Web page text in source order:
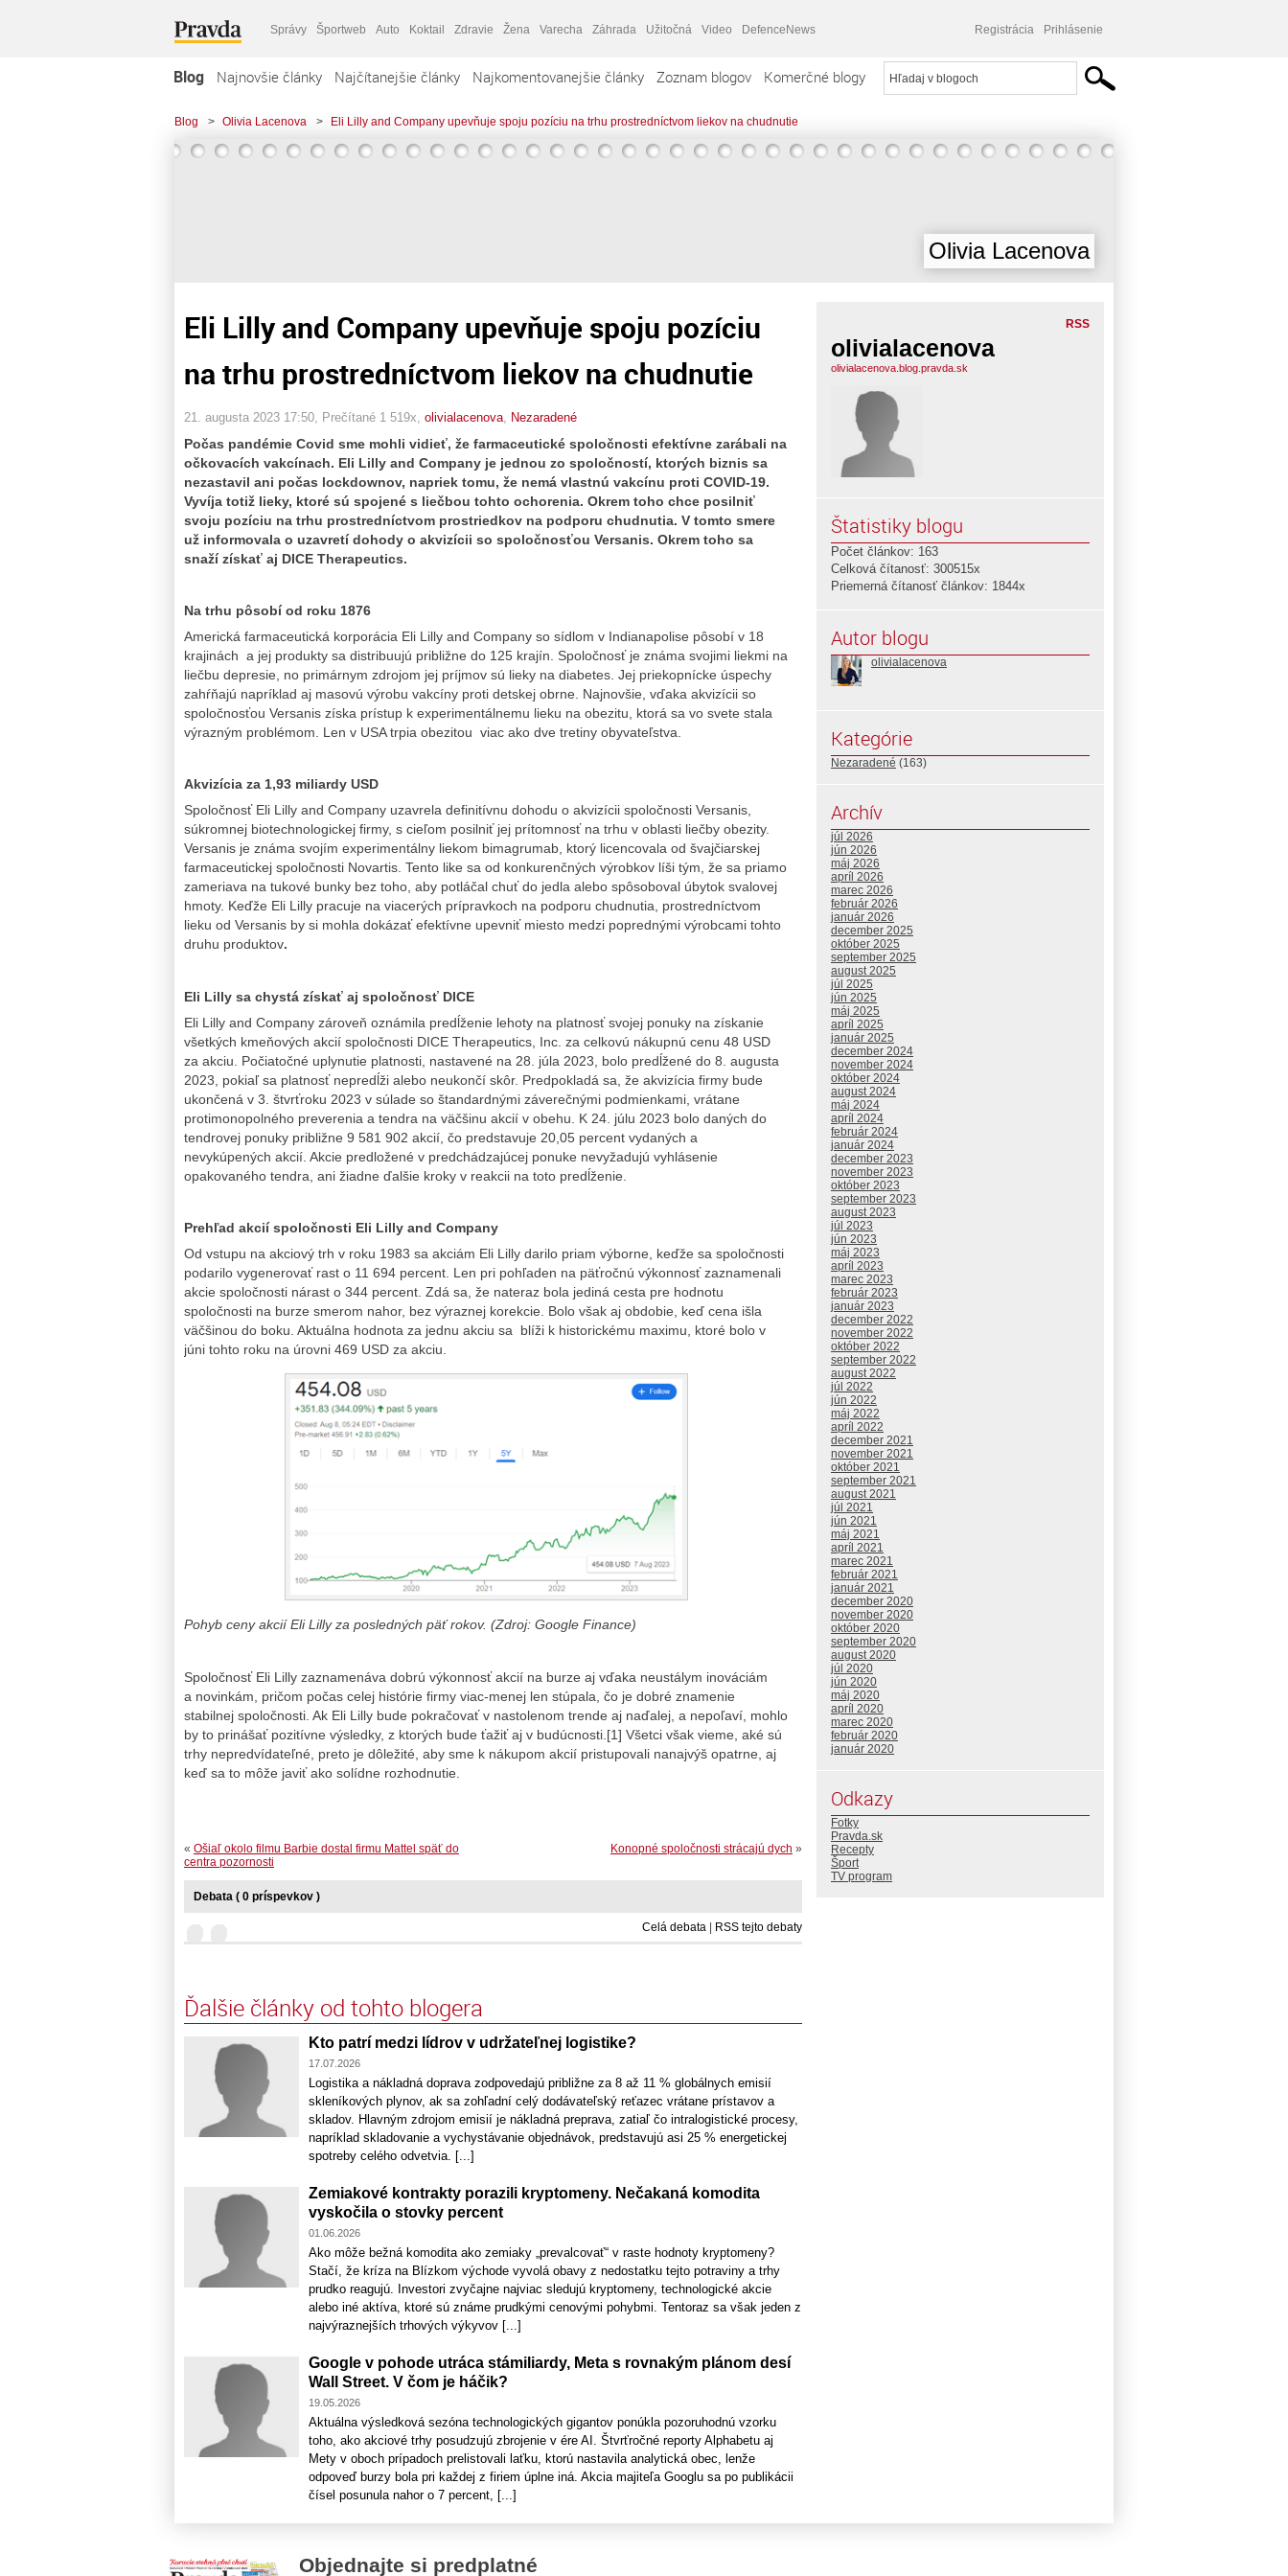
Správy Športweb Auto Koktail Zdravie Žena Varecha Záhrada Užitočná Video DefenceNews Registrácia Prihlásenie
Blog Najnovšie články Najčítanejšie články Najkomentovanejšie články Zoznam blogov Komerčné blogy
Blog > Olivia Lacenova > Eli Lilly and Company upevňuje spoju pozíciu na trhu prostredníctvom liekov na chudnutie
Olivia Lacenova
Eli Lilly and Company upevňuje spoju pozíciu
na trhu prostredníctvom liekov na chudnutie
21. augusta 2023 17:50 , Prečítané 1 519x, olivialacenova Nezaradené
Počas pandémie Covid sme mohli vidieť, že farmaceutické spoločnosti efektívne zarábali na
očkovacích vakcínach. Eli Lilly and Company je jednou zo spoločností, ktorých biznis sa
nezastavil ani počas lockdownov, napriek tomu, že nemá vlastnú vakcínu proti COVID-19.
Vyvíja totiž lieky, ktoré sú spojené s liečbou tohto ochorenia. Okrem toho chce posilniť
svoju pozíciu na trhu prostredníctvom prostriedkov na podporu chudnutia. V tomto smere
už informovala o uzavretí dohody o akvizícii so spoločnosťou Versanis. Okrem toho sa
snaží získať aj DICE Therapeutics.
Na trhu pôsobí od roku 1876
Americká farmaceutická korporácia Eli Lilly and Company so sídlom v Indianapolise pôsobí v 18
krajinách a jej produkty sa distribuujú približne do 125 krajín. Spoločnosť je známa svojimi liekmi na
liečbu depresie, no primárnym zdrojom jej príjmov sú lieky na diabetes. Jej priekopnícke úspechy
zahŕňajú napríklad aj masovú výrobu vakcíny proti detskej obrne. Najnovšie, vďaka akvizícii so
spoločnosťou Versanis získa prístup k experimentálnemu lieku na obezitu, ktorá sa vo svete stala
výrazným problémom. Len v USA trpia obezitou viac ako dve tretiny obyvateľstva.
Akvizícia za 1,93 miliardy USD
Spoločnosť Eli Lilly and Company uzavrela definitívnu dohodu o akvizícii spoločnosti Versanis,
súkromnej biotechnologickej firmy, s cieľom posilniť jej prítomnosť na trhu v oblasti liečby obezity.
Versanis je známa svojím experimentálny liekom bimagrumab, ktorý licencovala od švajčiarskej
farmaceutickej spoločnosti Novartis. Tento like sa od konkurenčných výrobkov líši tým, že sa priamo
zameriava na tukové bunky bez toho, aby potláčal chuť do jedla alebo spôsoboval úbytok svalovej
hmoty. Keďže Eli Lilly pracuje na viacerých prípravkoch na podporu chudnutia, prostredníctvom
lieku od Versanis by si mohla dokázať efektívne upevniť miesto medzi poprednými výrobcami tohto
druhu produktov.
Eli Lilly sa chystá získať aj spoločnosť DICE
Eli Lilly and Company zároveň oznámila predĺženie lehoty na platnosť svojej ponuky na získanie
všetkých kmeňových akcií spoločnosti DICE Therapeutics, Inc. za celkovú nákupnú cenu 48 USD
za akciu. Počiatočné uplynutie platnosti, nastavené na 28. júla 2023, bolo predĺžené do 8. augusta
2023, pokiaľ sa platnosť nepredĺži alebo neukončí skôr. Predpokladá sa, že akvizícia firmy bude
ukončená v 3. štvrťroku 2023 v súlade so štandardnými záverečnými podmienkami, vrátane
protimonopolného preverenia a tendra na väčšinu akcií v obehu. K 24. júlu 2023 bolo daných do
tendrovej ponuky približne 9 581 902 akcií, čo predstavuje 20,05 percent vydaných a
nevykúpených akcií. Akcie predložené v predchádzajúcej ponuke nevyžadujú vyhlásenie
opakovaného tendra, ani žiadne ďalšie kroky v reakcii na toto predĺženie.
Prehľad akcií spoločnosti Eli Lilly and Company
Od vstupu na akciový trh v roku 1983 sa akciám Eli Lilly darilo priam výborne, keďže sa spoločnosti
podarilo vygenerovať rast o 11 694 percent. Len pri pohľaden na päťročnú výkonnosť zaznamenali
akcie spoločnosti nárast o 344 percent. Zdá sa, že nateraz bola jediná cesta pre hodnotu
spoločnosti na burze smerom nahor, bez výraznej korekcie. Bolo však aj obdobie, keď cena išla
väčšinou do boku. Aktuálna hodnota za jednu akciu sa blíži k historickému maximu, ktoré bolo v
júni tohto roku na úrovni 469 USD za akciu.
Pohyb ceny akcií Eli Lilly za posledných päť rokov. (Zdroj: Google Finance)
Spoločnosť Eli Lilly zaznamenáva dobrú výkonnosť akcií na burze aj vďaka neustálym inováciám
a novinkám, pričom počas celej histórie firmy viac-menej len stúpala, čo je dobré znamenie
stabilnej spoločnosti. Ak Eli Lilly bude pokračovať v nastolenom trende aj naďalej, a nepoľaví, mohlo
by to prinášať pozitívne výsledky, z ktorých bude ťažiť aj v budúcnosti.[1] Všetci však vieme, aké sú
trhy nepredvídateľné, preto je dôležité, aby sme k nákupom akcií pristupovali nanajvýš opatrne, aj
keď sa to môže javiť ako solídne rozhodnutie.
Konopné spoločnosti strácajú dych »
« Ošiaľ okolo filmu Barbie dostal firmu Mattel späť do
centra pozornosti
Debata ( 0 príspevkov )
Celá debata | RSS tejto debaty
Ďalšie články od tohto blogera
Kto patrí medzi lídrov v udržateľnej logistike?
17.07.2026
Logistika a nákladná doprava zodpovedajú približne za 8 až 11 % globálnych emisií
skleníkových plynov, ak sa zohľadní celý dodávateľský reťazec vrátane prístavov a
skladov. Hlavným zdrojom emisií je nákladná preprava, zatiaľ čo intralogistické procesy,
napríklad skladovanie a vychystávanie objednávok, predstavujú asi 25 % energetickej
spotreby celého odvetvia. [...]
Zemiakové kontrakty porazili kryptomeny. Nečakaná komodita
vyskočila o stovky percent
01.06.2026
Ako môže bežná komodita ako zemiaky „prevalcovať“ v raste hodnoty kryptomeny?
Stačí, že kríza na Blízkom východe vyvolá obavy z nedostatku tejto potraviny a trhy
prudko reagujú. Investori zvyčajne najviac sledujú kryptomeny, technologické akcie
alebo iné aktíva, ktoré sú známe prudkými cenovými pohybmi. Tentoraz sa však jeden z
najvýraznejších trhových výkyvov [...]
Google v pohode utráca stámiliardy, Meta s rovnakým plánom desí
Wall Street. V čom je háčik?
19.05.2026
Aktuálna výsledková sezóna technologických gigantov ponúkla pozoruhodnú vzorku
toho, ako akciové trhy posudzujú zbrojenie v ére AI. Štvrťročné reporty Alphabetu aj
Mety v oboch prípadoch prelistovali laťku, ktorú nastavila analytická obec, lenže
odpoveď burzy bola pri každej z firiem úplne iná. Akcia majiteľa Googlu sa po publikácii
čísel posunula nahor o 7 percent, [...]
RSS
olivialacenova
olivialacenova.blog.pravda.sk
Štatistiky blogu
Počet článkov: 163
Celková čítanosť: 300515x
Priemerná čítanosť článkov: 1844x
Autor blogu
olivialacenova
Kategórie
Nezaradené (163)
Archív
júl 2026
jún 2026
máj 2026
apríl 2026
marec 2026
február 2026
január 2026
december 2025
október 2025
september 2025
august 2025
júl 2025
jún 2025
máj 2025
apríl 2025
január 2025
december 2024
november 2024
október 2024
august 2024
máj 2024
apríl 2024
február 2024
január 2024
december 2023
november 2023
október 2023
september 2023
august 2023
júl 2023
jún 2023
máj 2023
apríl 2023
marec 2023
február 2023
január 2023
december 2022
november 2022
október 2022
september 2022
august 2022
júl 2022
jún 2022
máj 2022
apríl 2022
december 2021
november 2021
október 2021
september 2021
august 2021
júl 2021
jún 2021
máj 2021
apríl 2021
marec 2021
február 2021
január 2021
december 2020
november 2020
október 2020
september 2020
august 2020
júl 2020
jún 2020
máj 2020
apríl 2020
marec 2020
február 2020
január 2020
Odkazy
Fotky
Pravda.sk
Recepty
Šport
TV program
Objednajte si predplatné